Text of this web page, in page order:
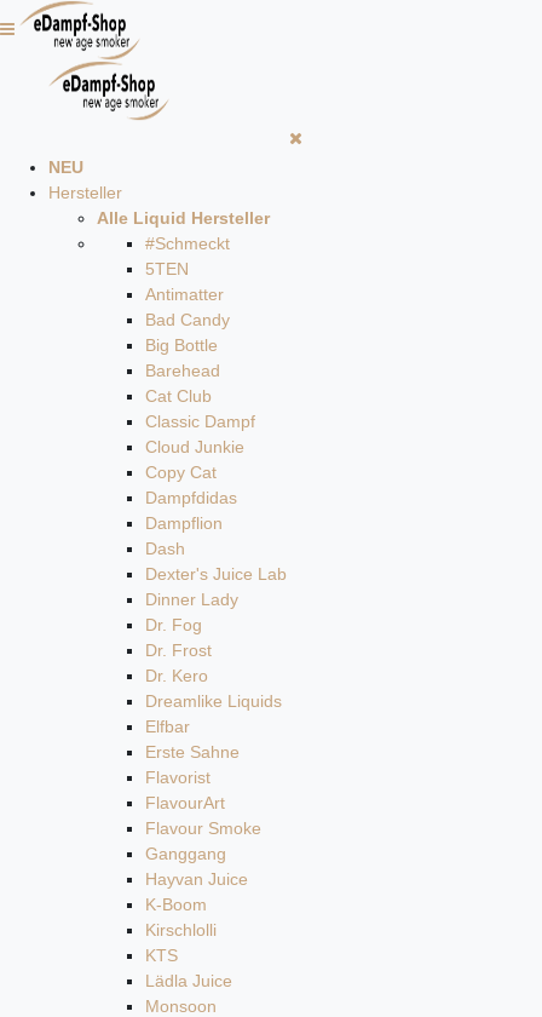
NEU
Hersteller
Alle Liquid Hersteller
#Schmeckt
5TEN
Antimatter
Bad Candy
Big Bottle
Barehead
Cat Club
Classic Dampf
Cloud Junkie
Copy Cat
Dampfdidas
Dampflion
Dash
Dexter's Juice Lab
Dinner Lady
Dr. Fog
Dr. Frost
Dr. Kero
Dreamlike Liquids
Elfbar
Erste Sahne
Flavorist
FlavourArt
Flavour Smoke
Ganggang
Hayvan Juice
K-Boom
Kirschlolli
KTS
Lädla Juice
Monsoon